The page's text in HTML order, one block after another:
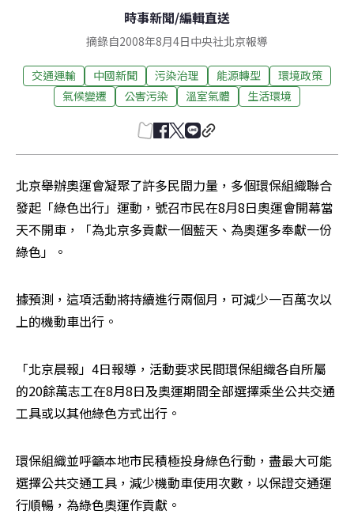
時事新聞/編輯直送
摘錄自2008年8月4日中央社北京報導
交通運輸 中國新聞 污染治理 能源轉型
環境政策
氣候變遷
公害污染 溫室氣體 生活環境
北京舉辦奧運會凝聚了許多民間力量，多個環保組織聯合
發起「綠色出行」運動，號召市民在8月8日奧運會開幕當
天不開車，「為北京多貢獻一個藍天、為奧運多奉獻一份
綠色」。
據預測，這項活動將持續進行兩個月，可減少一百萬次以
上的機動車出行。
「北京晨報」4日報導，活動要求民間環保組織各自所屬
的20餘萬志工在8月8日及奧運期間全部選擇乘坐公共交通
工具或以其他綠色方式出行。
環保組織並呼籲本地市民積極投身綠色行動，盡最大可能
選擇公共交通工具，減少機動車使用次數，以保證交通運
行順暢，為綠色奧運作貢獻。